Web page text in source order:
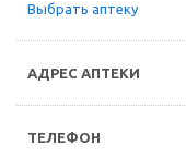
Выбрать аптеку